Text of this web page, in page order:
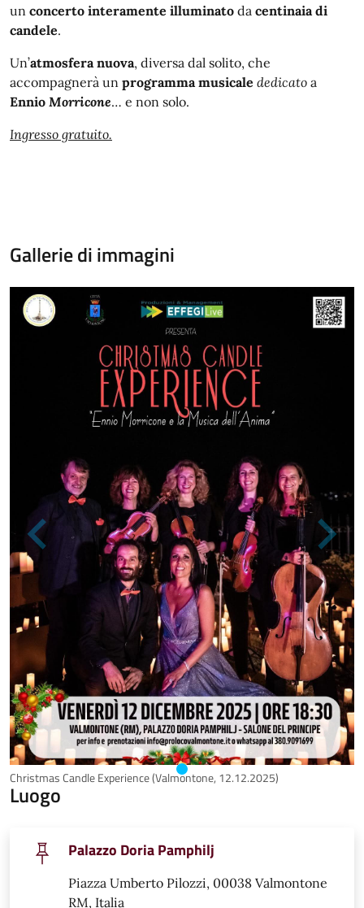
un concerto interamente illuminato da centinaia di
candele.
Un’atmosfera nuova, diversa dal solito, che
accompagnerà un programma musicale dedicato a
Ennio Morricone… e non solo.
Ingresso gratuito.
Gallerie di immagini
Christmas Candle Experience (Valmontone, 12.12.2025)
Luogo
Palazzo Doria Pamphilj
Piazza Umberto Pilozzi, 00038 Valmontone
RM, Italia